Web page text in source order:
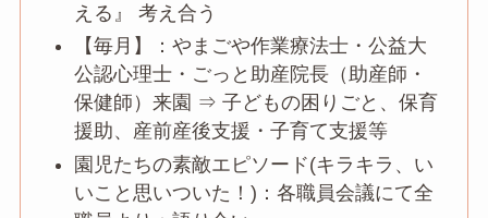
える』 考え合う
【毎月】：やまごや作業療法士・公益大
公認心理士・ごっと助産院長（助産師・
保健師）来園 ⇒ 子どもの困りごと、保育
援助、産前産後支援・子育て支援等
園児たちの素敵エピソード(キラキラ、い
いこと思いついた！)：各職員会議にて全